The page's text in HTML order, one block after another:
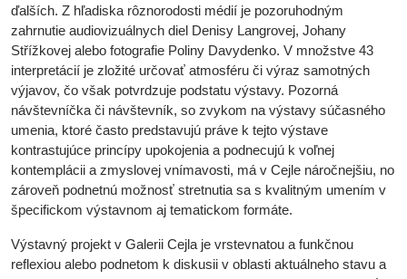
ďalších. Z hľadiska rôznorodosti médií je pozoruhodným
zahrnutie audiovizuálnych diel Denisy Langrovej, Johany
Střížkovej alebo fotografie Poliny Davydenko. V množstve 43
interpretácií je zložité určovať atmosféru či výraz samotných
výjavov, čo však potvrdzuje podstatu výstavy. Pozorná
návštevníčka či návštevník, so zvykom na výstavy súčasného
umenia, ktoré často predstavujú práve k tejto výstave
kontrastujúce princípy upokojenia a podnecujú k voľnej
kontemplácii a zmyslovej vnímavosti, má v Cejle náročnejšiu, no
zároveň podnetnú možnosť stretnutia sa s kvalitným umením v
špecifickom výstavnom aj tematickom formáte.
Výstavný projekt v Galerii Cejla je vrstevnatou a funkčnou
reflexiou alebo podnetom k diskusii v oblasti aktuálneho stavu a